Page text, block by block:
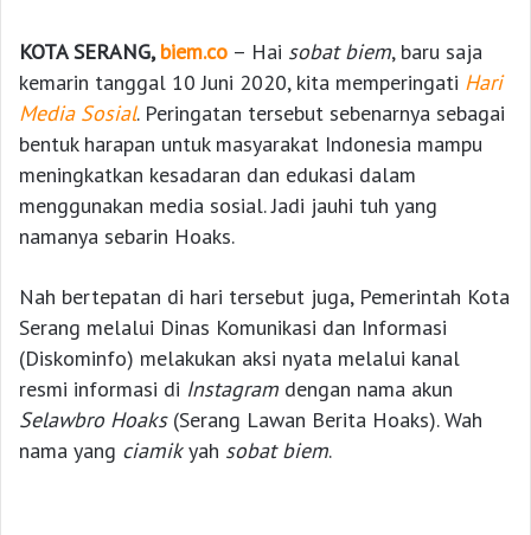
KOTASERANG, biem.co – Hai sobat biem, baru saja
kemarin tanggal 10 Juni 2020, kita memperingati Hari
Media Sosial. Peringatan tersebut sebenarnya sebagai
bentuk harapan untuk masyarakat Indonesia mampu
meningkatkan kesadaran dan edukasi dalam
menggunakan media sosial. Jadi jauhi tuh yang
namanya sebarin Hoaks.
Nah bertepatan di hari tersebut juga, Pemerintah Kota
Serang melalui Dinas Komunikasi dan Informasi
(Diskominfo) melakukan aksi nyata melalui kanal
resmi informasi di Instagram dengan nama akun
Selawbro Hoaks(Serang Lawan Berita Hoaks). Wah
nama yang ciamikyah sobat biem.